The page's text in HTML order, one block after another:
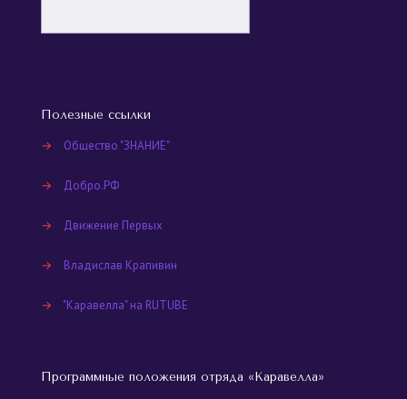
Полезные ссылки
→ Общество "ЗНАНИЕ"
→ Добро.РФ
→ Движение Первых
→ Владислав Крапивин
→ "Каравелла" на RUTUBE
Программные положения отряда «Каравелла»